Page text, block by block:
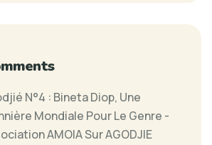
N°4 : Bineta Diop, Une
Mondiale Pour Le Genre -
AMOIASurAGODJIE